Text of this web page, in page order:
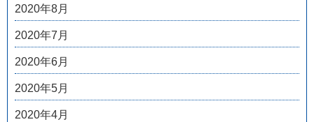
2020年8月
2020年7月
2020年6月
2020年5月
2020年4月